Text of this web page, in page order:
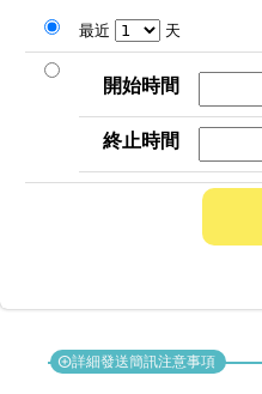
最近 天
開始時間
終止時間
add_circle詳細發送簡訊注意事項